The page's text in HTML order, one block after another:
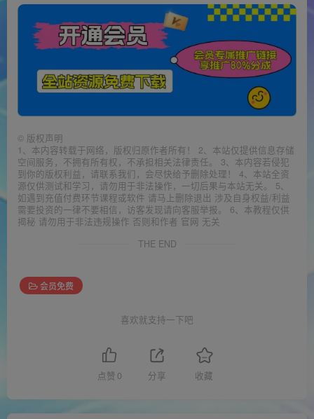
© 版权声明
1、本内容转载于网络，版权归原作者所有！ 2、本站仅提供信息存储
空间服务，不拥有所有权，不承担相关法律责任。 3、本内容若侵犯
到你的版权利益，请联系我们，会尽快给予删除处理！ 4、本站全资
源仅供测试和学习，请勿用于非法操作，一切后果与本站无关。 5、
如遇到充值付费环节课程或软件 请马上删除退出 涉及自身权益/利益
需要投资的一律不要相信，访客发现请向客服举报。 6、本教程仅供
揭秘 请勿用于非法违规操作 否则和作者 官网 无关
THE END
会员免费
喜欢就支持一下吧
点赞 0 分享 收藏